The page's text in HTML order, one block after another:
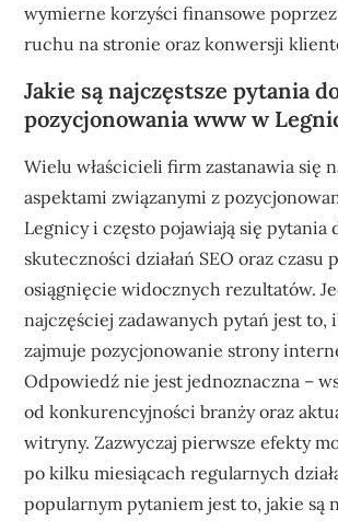
wymierne korzyści finansowe
ruchu na stronie oraz konwersji
Jakie są najczęstsze pytania
pozycjonowania www w
Wielu właścicieli firm zastanawia się
aspektami związanymi z
Legnicy i często pojawiają się pytania
skuteczności działań SEO oraz czasu
osiągnięcie widocznych rezultatów.
najczęściej zadawanych pytań jest to,
zajmuje pozycjonowanie strony
Odpowiedź nie jest jednoznaczna –
od konkurencyjności branży oraz
witryny. Zazwyczaj pierwsze efekty
po kilku miesiącach regularnych
popularnym pytaniem jest to, jakie są